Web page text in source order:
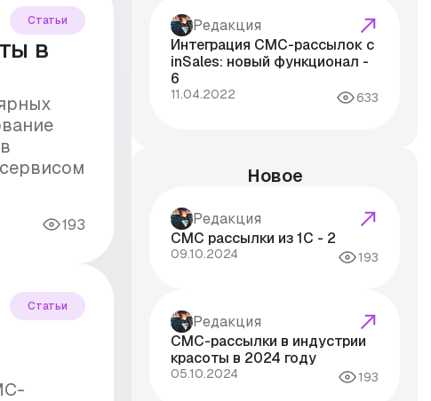
Статьи
в
193
Статьи
Редакция
Интеграция СМС-рассылок с
inSales: новый функционал -
6
11.04.2022 633
Новое
Редакция
СМС рассылки из 1С - 2
09.10.2024 193
Редакция
СМС-рассылки в индустрии
красоты в 2024 году
05.10.2024 193